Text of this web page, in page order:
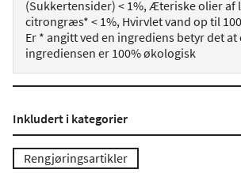
(Sukkertensider) < 1%, Æteriske olier af
citrongræs* < 1%, Hvirvlet vand op til
Er * angitt ved en ingrediens betyr det at
ingrediensen er 100% økologisk
Inkludert i kategorier
Rengjøringsartikler